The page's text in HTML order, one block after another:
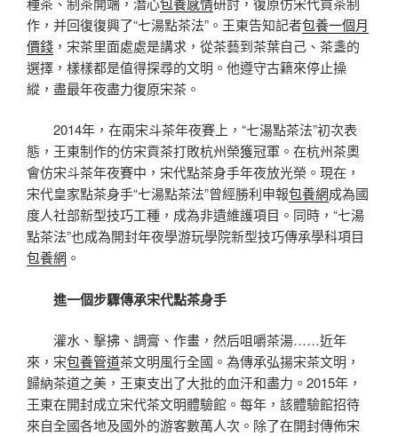
作，并回復復興了“七湯點茶法”。王東告知記者包養一個月
價錢 ，宋茶里面處處是講求，從茶藝到茶葉自己、茶盞的
選擇，樣樣都是值得探尋的文明。他遵守古籍來停止操
縱，盡最年夜盡力復原宋茶。
2014年，在兩宋斗茶年夜賽上，“七湯點茶法”初次表
態，王東制作的仿宋貢茶打敗杭州榮獲冠軍。在杭州茶奧
會仿宋斗茶年夜賽中，宋代點茶身手年夜放光榮。現在，
宋代皇家點茶身手“七湯點茶法”曾經勝利申報包養網成為國
度人社部新型技巧工種，成為非遺維護項目。同時，“七湯
點茶法”也成為開封年夜學游玩學院新型技巧傳承學科項目
包養網 。
進一個步驟傳承宋代點茶身手
灌水、擊拂、調膏、作畫，然后咀嚼茶湯……近年
來，宋包養管道茶文明風行全國。為傳承弘揚宋茶文明，
歸納茶道之美，王東支出了大批的血汗和盡力。2015年，
王東在開封成立宋代茶文明體驗館。每年，該體驗館招待
來自全國各地及國外的游客數萬人次。除了在開封傳佈宋